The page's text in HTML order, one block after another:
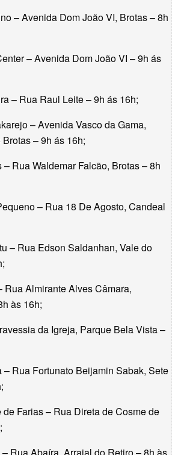
– Avenida Dom João VI, Brotas – 8h
– Avenida Dom João VI – 9h ás
– Rua Raul Leite – 9h ás 16h;
– Avenida Vasco da Gama,
– 9h ás 16h;
Rua Waldemar Falcão, Brotas – 8h
– Rua 18 De Agosto, Candeal
– Rua Edson Saldanhan, Vale do
Rua Almirante Alves Câmara,
às 16h;
da Igreja, Parque Bela Vista –
– Rua Fortunato Beijamin Sabak, Sete
Farias – Rua Direta de Cosme de